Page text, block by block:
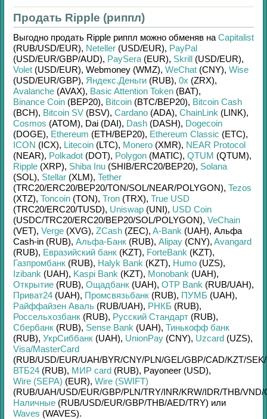
Продать Ripple (риппл)
Выгодно продать Ripple риппл можно обменяв на Capitalist
(RUB/USD/EUR), Neteller (USD/EUR), PayPal
(USD/EUR/GBP/AUD), PaySera (EUR), Skrill (USD/EUR),
Volet (USD/EUR), Webmoney (WMZ), WeChat (CNY), Wise
(USD/EUR/GBP), Яндекс.Деньги (RUB), 0x (ZRX),
Avalanche (AVAX), Basic Attention Token (BAT),
Binance Coin (BEP20), Bitcoin (BTC/BEP20), Bitcoin Cash
(BCH), Bitcoin SV (BSV), Cardano (ADA), ChainLink (LINK),
Cosmos (ATOM), Dai (DAI), Dash (DASH), Dogecoin
(DOGE), Ethereum (ETH/BEP20), Ethereum Classic (ETC),
ICON (ICX), Litecoin (LTC), Monero (XMR), NEAR Protocol
(NEAR), Polkadot (DOT), Polygon (MATIC), QTUM (QTUM),
Ripple (XRP), Shiba Inu (SHIB/ERC20/BEP20), Solana
(SOL), Stellar (XLM), Tether
(TRC20/ERC20/BEP20/TON/SOL/NEAR/POLYGON), Tezos
(XTZ), Toncoin (TON), Tron (TRX), True USD
(TRC20/ERC20/TUSD), Uniswap (UNI), USD Coin
(USDC/TRC20/ERC20/BEP20/SOL/POLYGON), VeChain
(VET), Verge (XVG), ZCash (ZEC), A-Bank (UAH), Альфа
Cash-in (RUB), Альфа-Банк (RUB), Alipay (CNY), Avangard
(RUB), Евразийский банк (KZT), ForteBank (KZT),
Газпромбанк (RUB), Halyk Bank (KZT), Humo (UZS),
Izibank (UAH), Kaspi Bank (KZT), Monobank (UAH),
Открытие (RUB), Ощадбанк (UAH), OTP Bank (RUB/UAH),
Приват24 (UAH), Промсвязьбанк (RUB), ПУМБ (UAH),
Райффайзен Аваль (RUB/UAH), РНКБ (RUB),
Россельхозбанк (RUB), Русский Стандарт (RUB),
Сбербанк (RUB), Sense Bank (UAH), Тинькофф банк
(RUB), УкрСиббанк (UAH), UnionPay (CNY), Uzcard (UZS),
Visa/MasterCard
(RUB/USD/EUR/UAH/BYR/CNY/PLN/GEL/GBP/CAD/KZT/SEK/
ВТБ24 (RUB), МИР card (RUB), Payoneer (USD),
Wire (SEPA) (EUR), Wire (SWIFT)
(RUB/UAH/USD/EUR/GBP/PLN/TRY/INR/KRW/IDR/THB/VND/
Наличные (RUB/USD/EUR/GBP/THB/AED/TRY) или
Waves (WAVES).